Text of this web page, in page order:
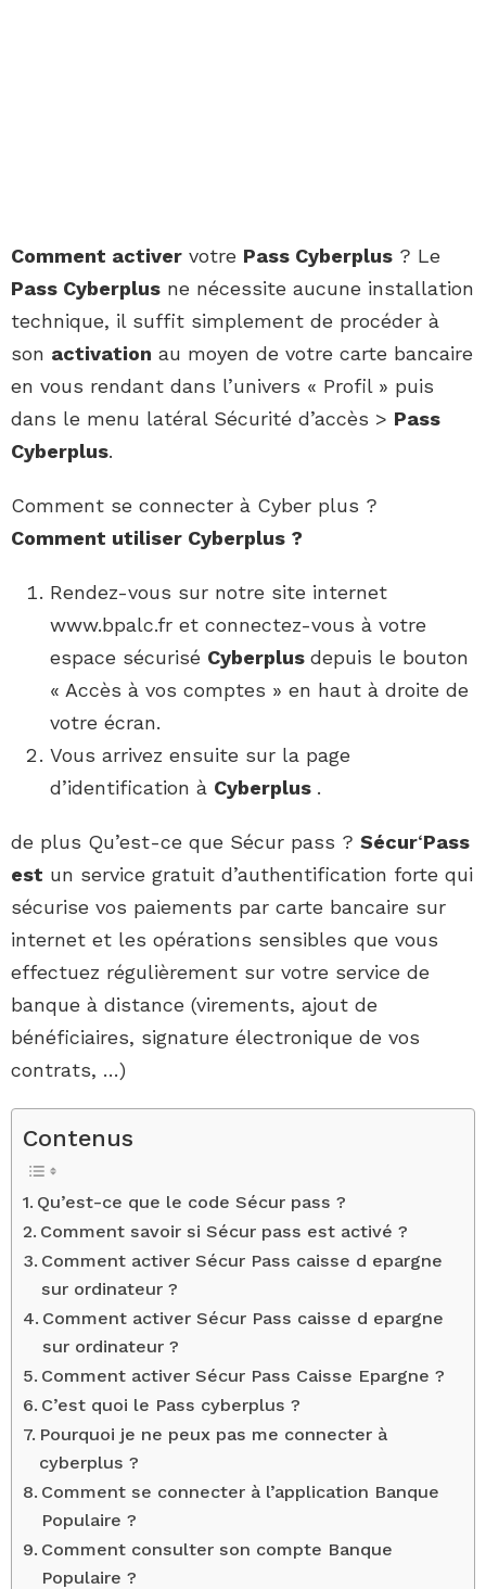
Comment activer votre Pass Cyberplus ? Le
Pass Cyberplus ne nécessite aucune installation
technique, il suffit simplement de procéder à
son activation au moyen de votre carte bancaire
en vous rendant dans l’univers « Profil » puis
dans le menu latéral Sécurité d’accès > Pass
Cyberplus.
Comment se connecter à Cyber plus ?
Comment utiliser Cyberplus ?
Rendez-vous sur notre site internet
www.bpalc.fr et connectez-vous à votre
espace sécurisé Cyberplus depuis le bouton
« Accès à vos comptes » en haut à droite de
votre écran.
Vous arrivez ensuite sur la page
d’identification à Cyberplus .
de plus Qu’est-ce que Sécur pass ? Sécur‘Pass
est un service gratuit d’authentification forte qui
sécurise vos paiements par carte bancaire sur
internet et les opérations sensibles que vous
effectuez régulièrement sur votre service de
banque à distance (virements, ajout de
bénéficiaires, signature électronique de vos
contrats, …)
Contenus
Qu’est-ce que le code Sécur pass ?
Comment savoir si Sécur pass est activé ?
Comment activer Sécur Pass caisse d epargne
sur ordinateur ?
Comment activer Sécur Pass caisse d epargne
sur ordinateur ?
Comment activer Sécur Pass Caisse Epargne ?
C’est quoi le Pass cyberplus ?
Pourquoi je ne peux pas me connecter à
cyberplus ?
Comment se connecter à l’application Banque
Populaire ?
Comment consulter son compte Banque
Populaire ?